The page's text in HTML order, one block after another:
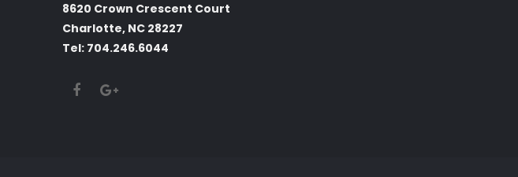
8620 Crown Crescent Court
Charlotte, NC 28227
Tel: 704.246.6044